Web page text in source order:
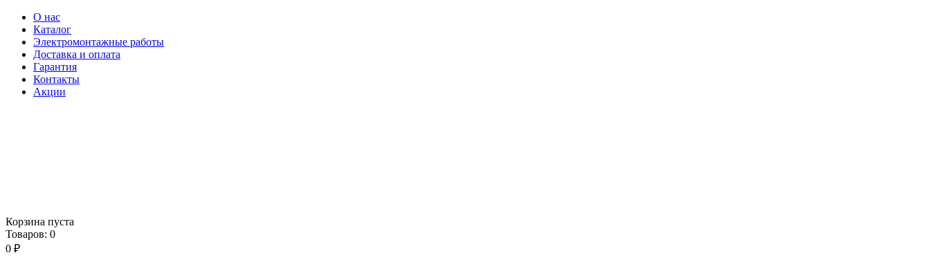
О нас
Каталог
Электромонтажные работы
Доставка и оплата
Гарантия
Контакты
Акции
Корзина пуста
Товаров: 0
0 ₽